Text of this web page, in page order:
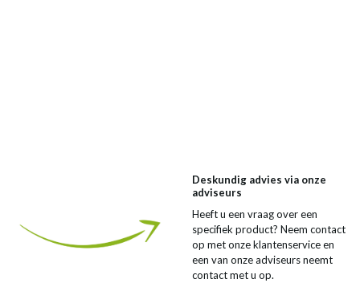
Deskundig advies via onze
adviseurs
Heeft u een vraag over een
specifiek product? Neem contact
op met onze klantenservice en
een van onze adviseurs neemt
contact met u op.